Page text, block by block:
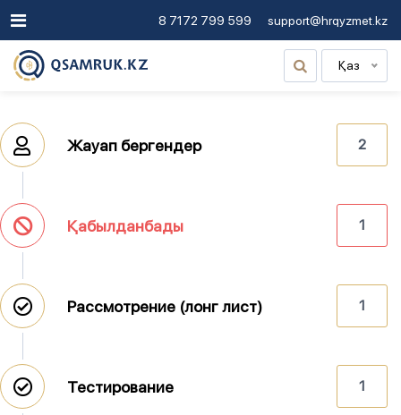
8 7172 799 599 support@hrqyzmet.kz
Қаз
Жауап бергендер 2
Қабылданбады 1
Рассмотрение (лонг лист) 1
Тестирование 1